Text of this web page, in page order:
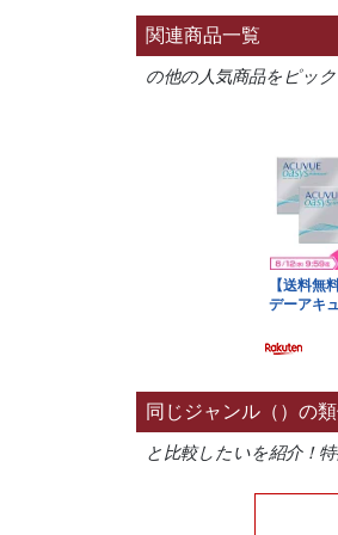
関連商品一覧
の他の人気商品をピッ
同じジャンル（）の
と比較したいを紹介！